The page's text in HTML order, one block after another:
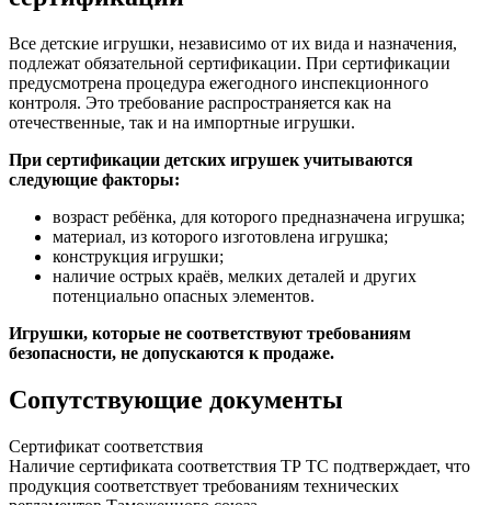
Все детские игрушки, независимо от их вида и назначения,
подлежат обязательной сертификации. При сертификации
предусмотрена процедура ежегодного инспекционного
контроля. Это требование распространяется как на
отечественные, так и на импортные игрушки.
При сертификации детских игрушек учитываются
следующие факторы:
возраст ребёнка, для которого предназначена игрушка;
материал, из которого изготовлена игрушка;
конструкция игрушки;
наличие острых краёв, мелких деталей и других
потенциально опасных элементов.
Игрушки, которые не соответствуют требованиям
безопасности, не допускаются к продаже.
Сопутствующие документы
Сертификат соответствия
Наличие сертификата соответствия ТР ТС подтверждает, что
продукция cоответствует требованиям технических